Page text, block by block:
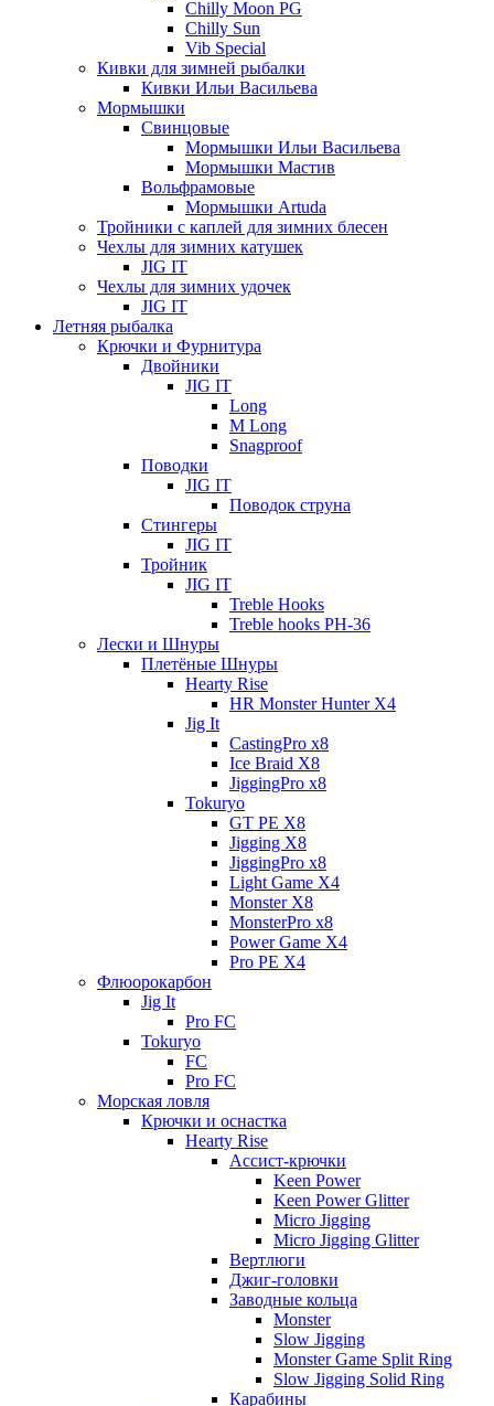
Chilly Moon PG
Chilly Sun
Vib Special
Кивки для зимней рыбалки
Кивки Ильи Васильева
Мормышки
Свинцовые
Мормышки Ильи Васильева
Мормышки Мастив
Вольфрамовые
Мормышки Artuda
Тройники с каплей для зимних блесен
Чехлы для зимних катушек
JIG IT
Чехлы для зимних удочек
JIG IT
Летняя рыбалка
Крючки и Фурнитура
Двойники
JIG IT
Long
M Long
Snagproof
Поводки
JIG IT
Поводок струна
Стингеры
JIG IT
Тройник
JIG IT
Treble Hooks
Treble hooks PH-36
Лески и Шнуры
Плетёные Шнуры
Hearty Rise
HR Monster Hunter X4
Jig It
CastingPro x8
Ice Braid X8
JiggingPro x8
Tokuryo
GT PE X8
Jigging X8
JiggingPro x8
Light Game X4
Monster X8
MonsterPro x8
Power Game X4
Pro PE X4
Флюорокарбон
Jig It
Pro FC
Tokuryo
FC
Pro FC
Морская ловля
Крючки и оснастка
Hearty Rise
Ассист-крючки
Keen Power
Keen Power Glitter
Micro Jigging
Micro Jigging Glitter
Вертлюги
Джиг-головки
Заводные кольца
Monster
Slow Jigging
Monster Game Split Ring
Slow Jigging Solid Ring
Карабины